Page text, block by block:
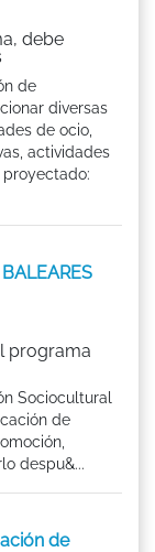
debe
de
diversas
de ocio,
actividades
programa
Sociocultural
de
despu&...
de